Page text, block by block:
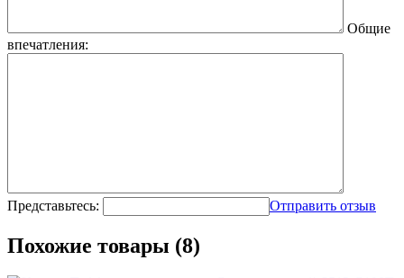
Общие
впечатления:
Представьтесь: Отправить отзыв
Похожие товары (8)